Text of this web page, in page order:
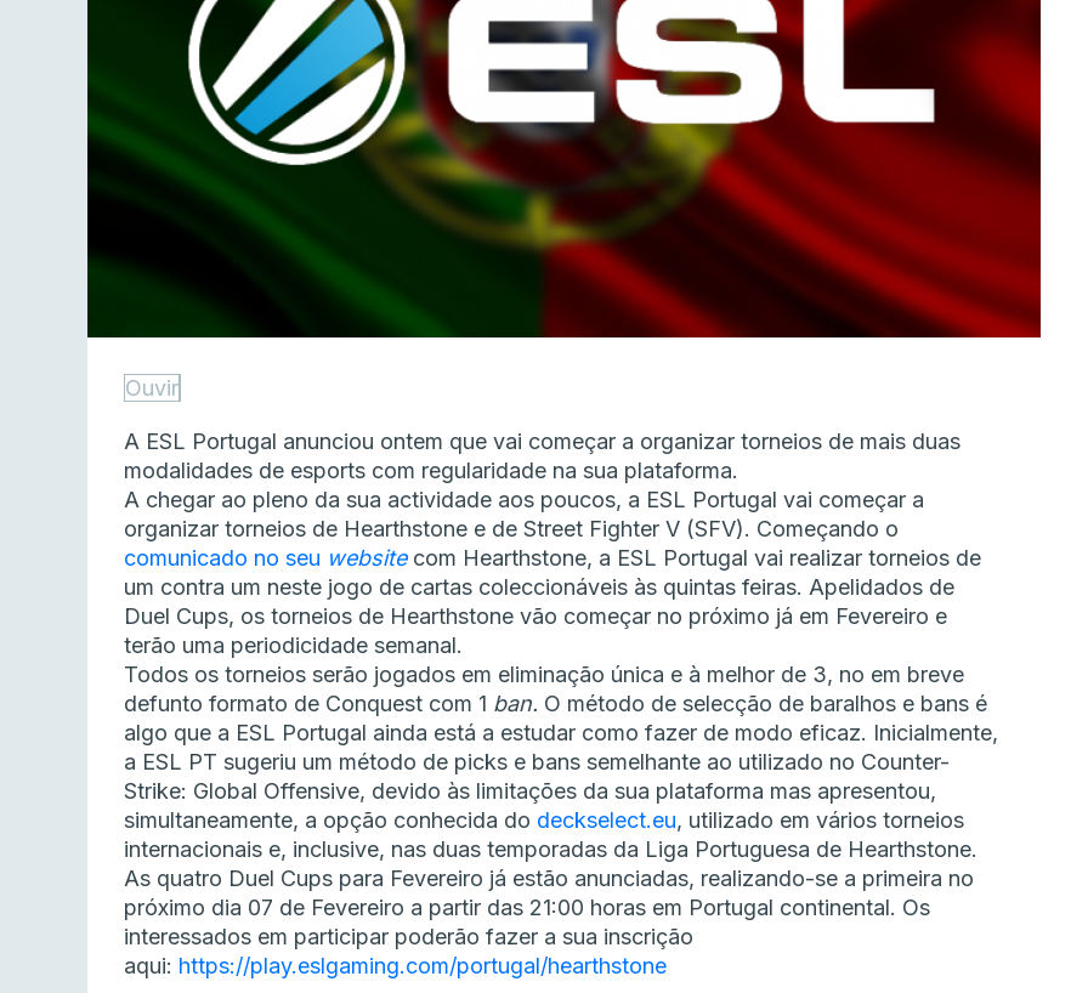
Ouvir
A ESL Portugal anunciou ontem que vai começar a organizar torneios de mais duas
modalidades de esports com regularidade na sua plataforma.
A chegar ao pleno da sua actividade aos poucos, a ESL Portugal vai começar a
organizar torneios de Hearthstone e de Street Fighter V (SFV). Começando o
comunicado no seu websitecom Hearthstone, a ESL Portugal vai realizar torneios de
um contra um neste jogo de cartas coleccionáveis às quintas feiras. Apelidados de
Duel Cups, os torneios de Hearthstone vão começar no próximo já em Fevereiro e
terão uma periodicidade semanal.
Todos os torneios serão jogados em eliminação única e à melhor de 3, no em breve
defunto formato de Conquest com 1 ban. O método de selecção de baralhos e bans é
algo que a ESL Portugal ainda está a estudar como fazer de modo eficaz. Inicialmente,
a ESL PT sugeriu um método de picks e bans semelhante ao utilizado no Counter-
Strike: Global Offensive, devido às limitações da sua plataforma mas apresentou,
simultaneamente, a opção conhecida do deckselect.eu, utilizado em vários torneios
internacionais e, inclusive, nas duas temporadas da Liga Portuguesa de Hearthstone.
As quatro Duel Cups para Fevereiro já estão anunciadas, realizando-se a primeira no
próximo dia 07 de Fevereiro a partir das 21:00 horas em Portugal continental. Os
interessados em participar poderão fazer a sua inscrição
aqui: https://play.eslgaming.com/portugal/hearthstone